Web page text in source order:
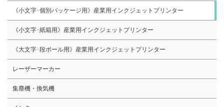
《小文字･個別パッケージ用》産業用インクジェットプリンター
《小文字･紙箱用》産業用インクジェットプリンター
《大文字･段ボール用》産業用インクジェットプリンター
レーザーマーカー
集塵機・換気機